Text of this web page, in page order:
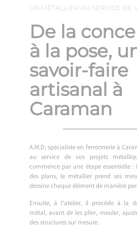
UN MÉTALLIER AU SERVICE DE
De la
à la pose,
savoir-faire
artisanal à
Caraman
A.M.D, spécialiste en ferronnerie à
au service de vos projets
commence par une étape essentielle
des plans, le métallier prend ses
dessine chaque élément de manière
Ensuite, à l’atelier, il procède à la
métal, avant de les plier, meuler,
des structures sur mesure.